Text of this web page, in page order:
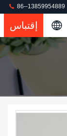
86--13859954889
إقتباس